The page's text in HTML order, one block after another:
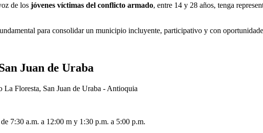
de los jóvenes víctimas del conflicto armado, entre 14 y 28 años, tenga
para consolidar un municipio incluyente, participativo y con
Juan de Uraba
Floresta, San Juan de Uraba - Antioquia
7:30 a.m. a 12:00 m y 1:30 p.m. a 5:00 p.m.